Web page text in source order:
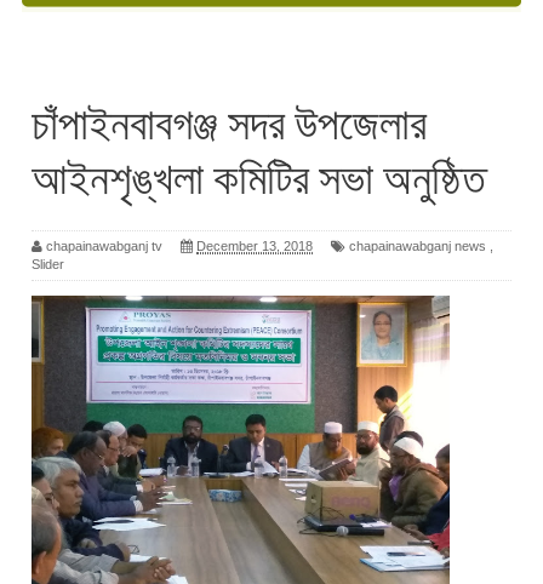
চাঁপাইনবাবগঞ্জ সদর উপজেলার
আইনশৃঙ্খলা কমিটির সভা অনুষ্ঠিত
chapainawabganj tv December 13, 2018 chapainawabganj news
Slider